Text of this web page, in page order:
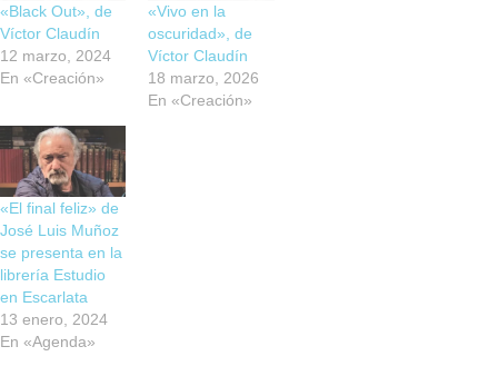
«Black Out», de
Víctor Claudín
12 marzo, 2024
En «Creación»
«Vivo en la
oscuridad», de
Víctor Claudín
18 marzo, 2026
En «Creación»
«El final feliz» de
José Luis Muñoz
se presenta en la
librería Estudio
en Escarlata
13 enero, 2024
En «Agenda»